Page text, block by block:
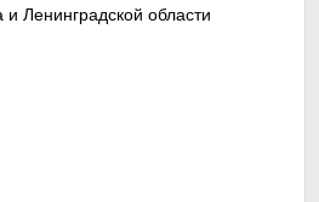
Ленинградской области